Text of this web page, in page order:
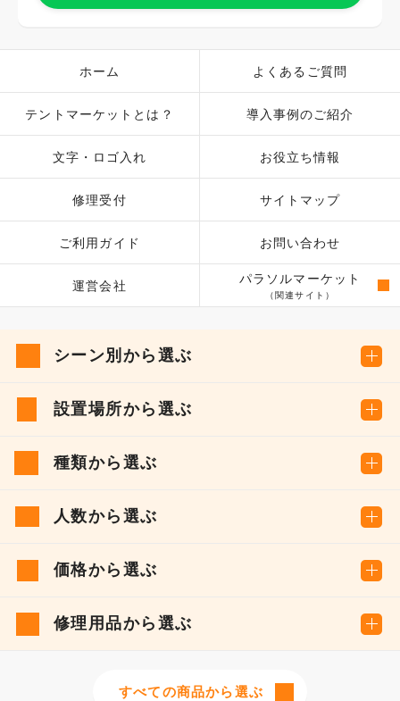
ホーム
テントマーケットとは？
文字・ロゴ入れ
修理受付
ご利用ガイド
運営会社
よくあるご質問
導入事例のご紹介
お役立ち情報
サイトマップ
お問い合わせ
パラソルマーケット
（関連サイト）
シーン別から選ぶ
設置場所から選ぶ
種類から選ぶ
人数から選ぶ
価格から選ぶ
修理用品から選ぶ
すべての商品から選ぶ